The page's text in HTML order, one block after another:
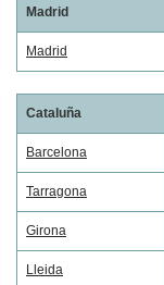
Madrid
Madrid
Cataluña
Barcelona
Tarragona
Girona
Lleida